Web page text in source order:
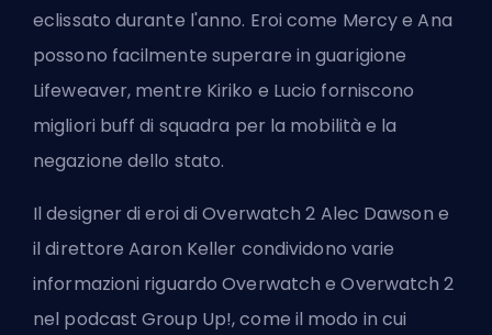
eclissato durante l'anno. Eroicome Mercy e Ana
possono facilmente superare in guarigione
Lifeweaver, mentre Kiriko e Lucio forniscono
migliori buff di squadra per la mobilità e la
negazione dello stato.
Il designer di eroi di Overwatch 2 Alec Dawson e
il direttore Aaron Keller condividono varie
informazioni riguardo Overwatch e Overwatch 2
nel podcast Group Up!, come il modo in cui